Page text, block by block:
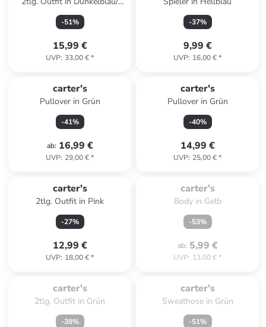
Grau
-51%
15,99 €
UVP: 33,00 €*
-37%
9,99 €
UVP: 16,00 €*
carter's
Pullover in Grün
-41%
ab: 16,99 €
UVP: 29,00 €*
carter's
Pullover in Grün
-40%
14,99 €
UVP: 25,00 €*
carter's
2tlg. Outfit in Pink
-27%
12,99 €
UVP: 18,00 €*
carter's
Body in Gelb
-53%
ab: 5,99 €
UVP: 13,00 €*
carter's
2tlg. Outfit in Grün
-38%
carter's
Sweathose in Grün
-51%